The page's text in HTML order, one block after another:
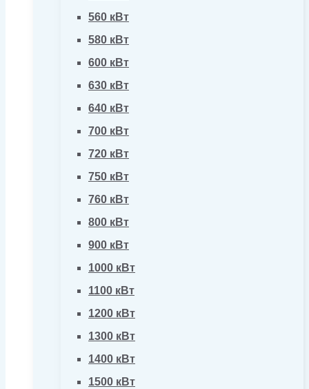
560 кВт
580 кВт
600 кВт
630 кВт
640 кВт
700 кВт
720 кВт
750 кВт
760 кВт
800 кВт
900 кВт
1000 кВт
1100 кВт
1200 кВт
1300 кВт
1400 кВт
1500 кВт